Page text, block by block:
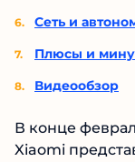
Сеть и
Плюсы и
Видеообзор
В конце
Xiaomi